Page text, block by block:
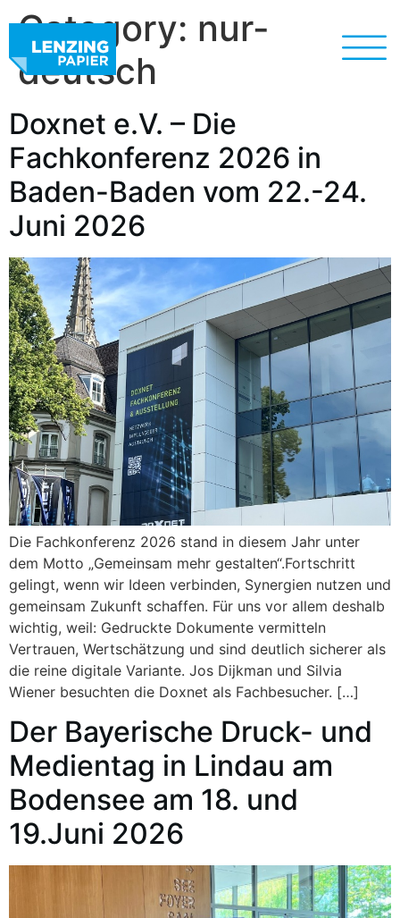
Category: nur-
deutsch
Doxnet e.V. – Die
Fachkonferenz 2026 in
Baden-Baden vom 22.-24.
Juni 2026
Die Fachkonferenz 2026 stand in diesem Jahr unter
dem Motto „Gemeinsam mehr gestalten“.Fortschritt
gelingt, wenn wir Ideen verbinden, Synergien nutzen und
gemeinsam Zukunft schaffen. Für uns vor allem deshalb
wichtig, weil: Gedruckte Dokumente vermitteln
Vertrauen, Wertschätzung und sind deutlich sicherer als
die reine digitale Variante. Jos Dijkman und Silvia
Wiener besuchten die Doxnet als Fachbesucher. […]
Der Bayerische Druck- und
Medientag in Lindau am
Bodensee am 18. und
19.Juni 2026